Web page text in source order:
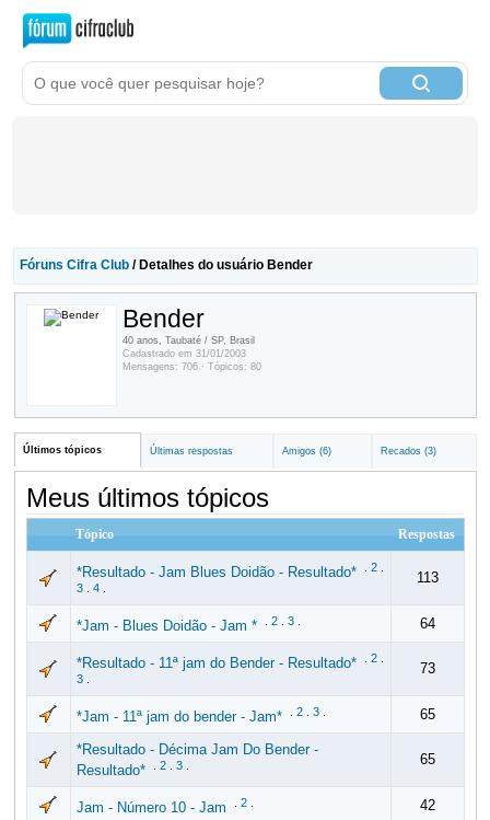
Fóruns Cifra Club/ Detalhes do usuário Bender
Bender
40 anos, Taubaté / SP, Brasil
Cadastrado em 31/01/2003
Mensagens: 706 · Tópicos: 80
Últimos tópicos Últimas respostas Amigos (6) Recados (3)
Meus últimos tópicos
Tópico Respostas
*Resultado - Jam Blues Doidão - Resultado* 2.
3. 4.
113
*Jam - Blues Doidão - Jam * 2. 3. 64
*Resultado - 11ª jam do Bender - Resultado* 2.
3.
73
*Jam - 11ª jam do bender - Jam* 2. 3. 65
*Resultado - Décima Jam Do Bender -
Resultado*
2. 3. 65
Jam - Número 10 - Jam 2. 42